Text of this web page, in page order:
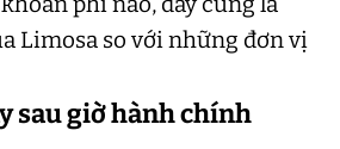
Limosa so với những đơn vị
sau giờ hành chính